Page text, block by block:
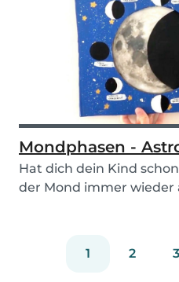
Mondphasen -
Hat dich dein Kind
der Mond immer wieder
1 2 3